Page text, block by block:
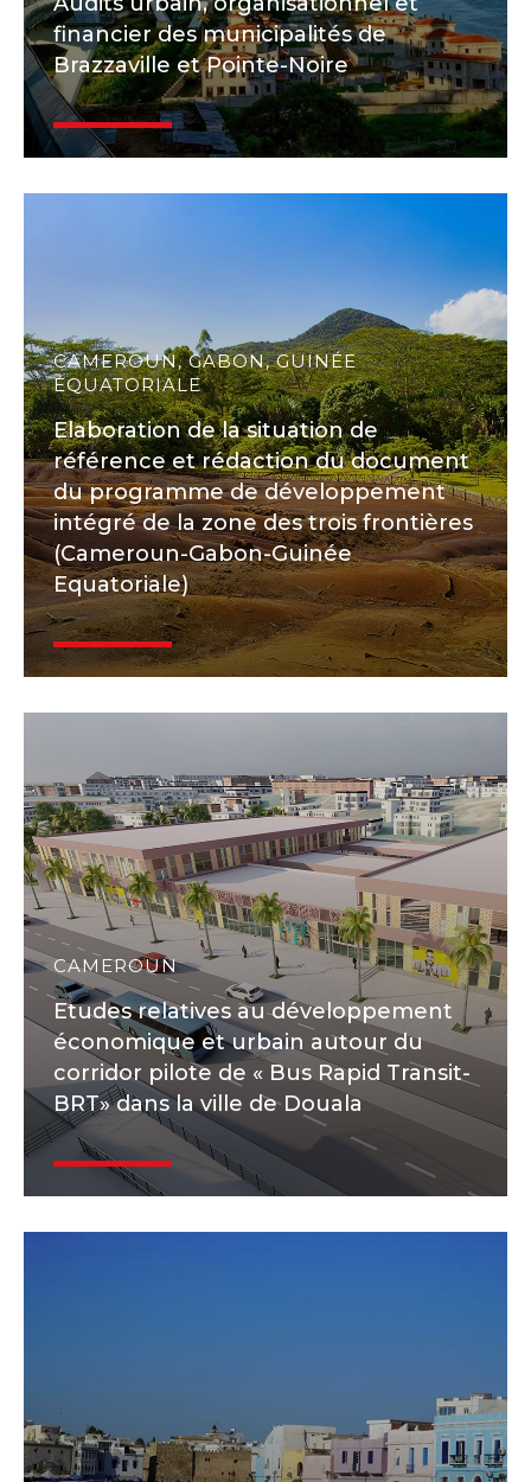
financier des municipalités de
Brazzaville et Pointe-Noire
CAMEROUN, GABON, GUINÉE
ÉQUATORIALE
Elaboration de la situation de
référence et rédaction du document
du programme de développement
intégré de la zone des trois frontières
(Cameroun-Gabon-Guinée
Equatoriale)
CAMEROUN
Etudes relatives au développement
économique et urbain autour du
corridor pilote de « Bus Rapid Transit-
BRT» dans la ville de Douala